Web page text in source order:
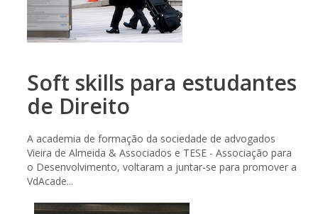
Soft skills para estudantes
de Direito
A academia de formação da sociedade de advogados
Vieira de Almeida & Associados e TESE - Associação para
o Desenvolvimento, voltaram a juntar-se para promover a
VdAcade...